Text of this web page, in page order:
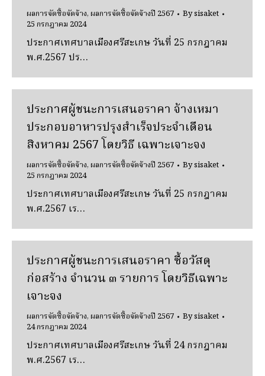
ผลการจัดซื้อจัดจ้าง,ผลการจัดซื้อจัดจ้างปี 2567 Bysisaket
25 กรกฎาคม 2024
ประกาศเทศบาลเมืองศรีสะเกษ วันที่ 25 กรกฎาคม
พ.ศ.2567 ปร…
ประกาศผู้ชนะการเสนอราคา จ้างเหมา
ประกอบอาหารปรุงสําเร็จประจําเดือน
สิงหาคม 2567 โดยวิธี เฉพาะเจาะจง
ผลการจัดซื้อจัดจ้าง,ผลการจัดซื้อจัดจ้างปี 2567 Bysisaket
25 กรกฎาคม 2024
ประกาศเทศบาลเมืองศรีสะเกษ วันที่ 25 กรกฎาคม
พ.ศ.2567 เร…
ประกาศผู้ชนะการเสนอราคา ซื้อวัสดุ
ก่อสร้าง จํานวน ๓ รายการ โดยวิธีเฉพาะ
เจาะจง
ผลการจัดซื้อจัดจ้าง,ผลการจัดซื้อจัดจ้างปี 2567 Bysisaket
24 กรกฎาคม 2024
ประกาศเทศบาลเมืองศรีสะเกษ วันที่ 24 กรกฎาคม
พ.ศ.2567 เร…